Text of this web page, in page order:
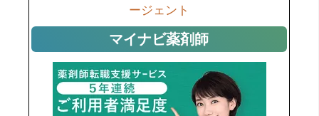
ージェント
マイナビ薬剤師